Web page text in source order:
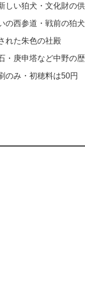
しい狛犬・文化財の
の西参道・戦前の狛犬
れた朱色の社殿
・庚申塔など中野の
のみ・初穂料は50円